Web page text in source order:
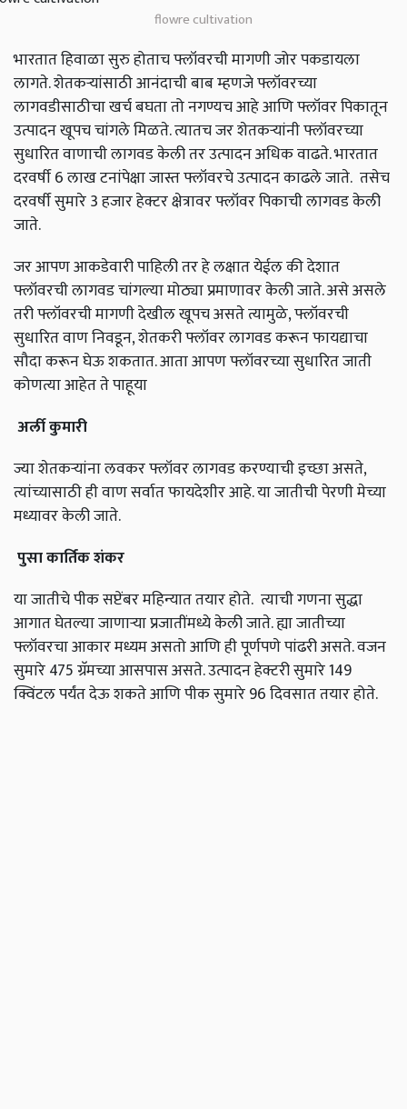
flowre cultivation
भारतात हिवाळा सुरु होताच फ्लॉवरची मागणी जोर पकडायला
लागते. शेतकऱ्यांसाठी आनंदाची बाब म्हणजे फ्लॉवरच्या
लागवडीसाठीचा खर्च बघता तो नगण्यच आहे आणि फ्लॉवर पिकातून
उत्पादन खूपच चांगले मिळते. त्यातच जर शेतकऱ्यांनी फ्लॉवरच्या
सुधारित वाणाची लागवड केली तर उत्पादन अधिक वाढते. भारतात
दरवर्षी 6 लाख टनांपेक्षा जास्त फ्लॉवरचे उत्पादन काढले जाते. तसेच
दरवर्षी सुमारे 3 हजार हेक्टर क्षेत्रावर फ्लॉवर पिकाची लागवड केली
जाते.
जर आपण आकडेवारी पाहिली तर हे लक्षात येईल की देशात
फ्लॉवरची लागवड चांगल्या मोठ्या प्रमाणावर केली जाते. असे असले
तरी फ्लॉवरची मागणी देखील खूपच असते त्यामुळे, फ्लॉवरची
सुधारित वाण निवडून, शेतकरी फ्लॉवर लागवड करून फायद्याचा
सौदा करून घेऊ शकतात. आता आपण फ्लॉवरच्या सुधारित जाती
कोणत्या आहेत ते पाहूया
अर्लीकुमारी
ज्या शेतकऱ्यांना लवकर फ्लॉवर लागवड करण्याची इच्छा असते,
त्यांच्यासाठी ही वाण सर्वात फायदेशीर आहे. या जातीची पेरणी मेच्या
मध्यावर केली जाते.
पुसाकार्तिकशंकर
या जातीचे पीक सप्टेंबर महिन्यात तयार होते. त्याची गणना सुद्धा
आगात घेतल्या जाणाऱ्या प्रजातींमध्ये केली जाते. ह्या जातीच्या
फ्लॉवरचा आकार मध्यम असतो आणि ही पूर्णपणे पांढरी असते. वजन
सुमारे 475 ग्रॅमच्या आसपास असते. उत्पादन हेक्टरी सुमारे 149
क्विंटल पर्यंत देऊ शकते आणि पीक सुमारे 96 दिवसात तयार होते.